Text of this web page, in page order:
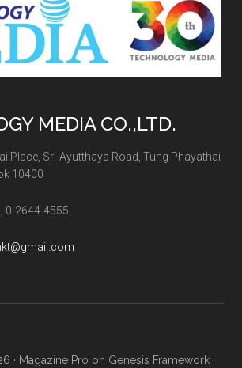
MEDIA CO.,LTD.
Place, Sri-Ayutthaya Road, Tung Phayathai
10400
0-2644-4555
· Magazine Pro on Genesis Framework·